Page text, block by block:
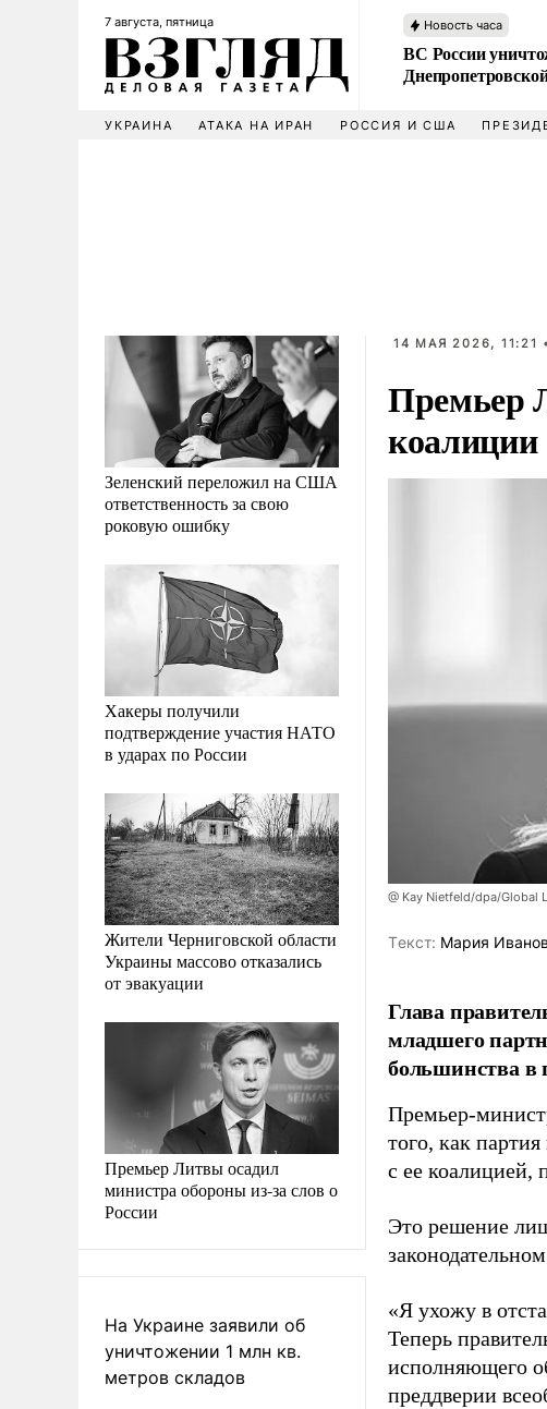
7 августа, пятница Новость часа
ВС России
УКРАИНА АТАКА НА ИРАН РОССИЯ И США
Зеленский переложил на США
ответственность за свою
роковую ошибку
Хакеры получили
подтверждение участия НАТО
в ударах по России
Жители Черниговской области
Украины массово отказались
от эвакуации
Премьер Литвы осадил
министра обороны из-за слов о
России
На Украине заявили об
уничтожении 1 млн кв.
метров складов
14 МАЯ 2026, 11:21
Премьер
коалиции
@ Kay Nietfeld/dpa/Global
Tекст: Мария
Глава
младшего
большинства в
Премьер-
того, как
с ее коалицией,
Это решение
«Я ухожу в
Теперь
исполняющего
преддверии